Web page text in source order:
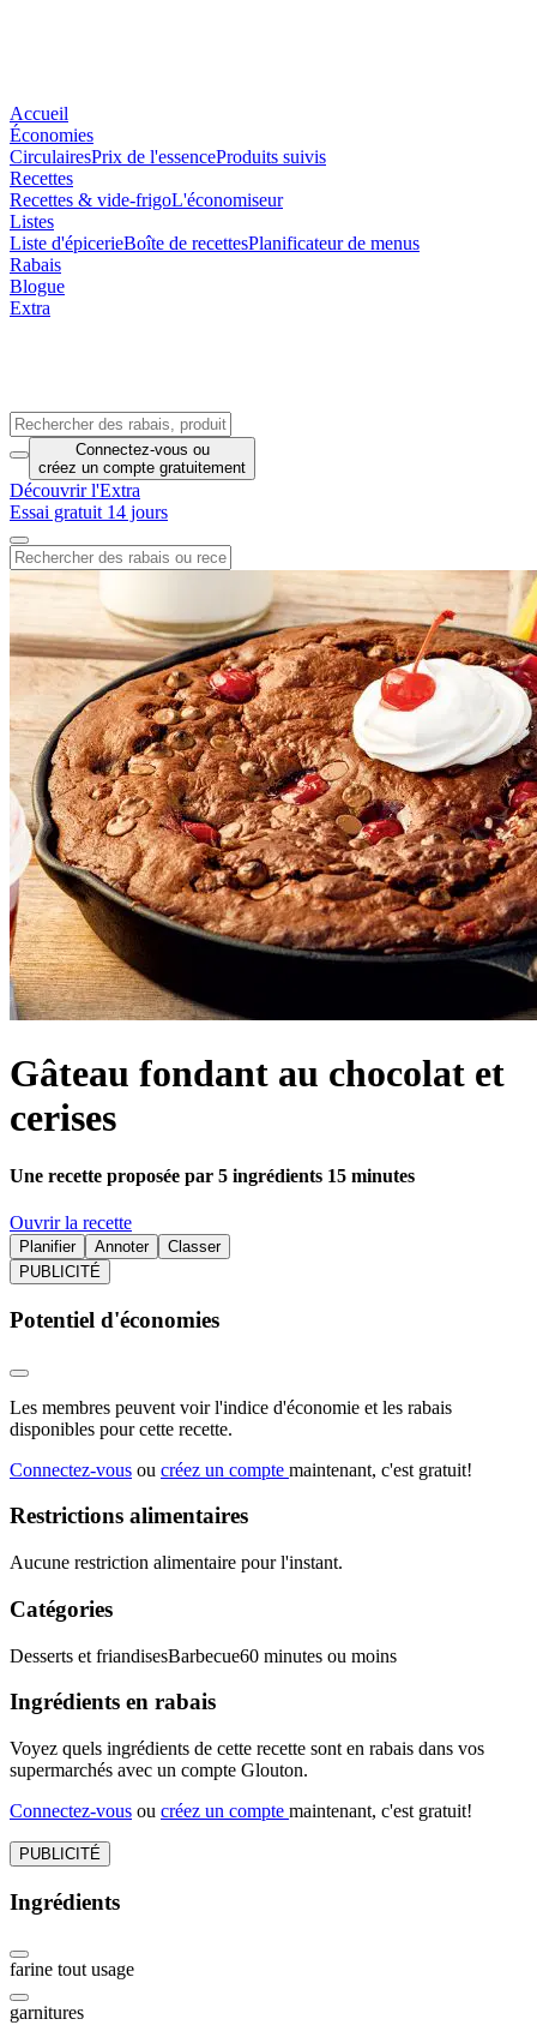
Accueil
Économies
CirculairesPrix de l'essenceProduits suivis
Recettes
Recettes & vide-frigoL'économiseur
Listes
Liste d'épicerieBoîte de recettesPlanificateur de menus
Rabais
Blogue
Extra
Connectez-vous ou
créez un compte gratuitement
Découvrir l'Extra
Essai gratuit 14 jours
Gâteau fondant au chocolat et
cerises
Une recette proposée par 5 ingrédients 15 minutes
Ouvrir la recette
Planifier Annoter
Classer
PUBLICITÉ
Potentiel d'économies
Les membres peuvent voir l'indice d'économie et les rabais
disponibles pour cette recette.
Connectez-vous ou créez un compte maintenant, c'est gratuit!
Restrictions alimentaires
Aucune restriction alimentaire pour l'instant.
Catégories
Desserts et friandisesBarbecue60 minutes ou moins
Ingrédients en rabais
Voyez quels ingrédients de cette recette sont en rabais dans vos
supermarchés avec un compte Glouton.
Connectez-vous ou créez un compte maintenant, c'est gratuit!
PUBLICITÉ
Ingrédients
farine tout usage
garnitures